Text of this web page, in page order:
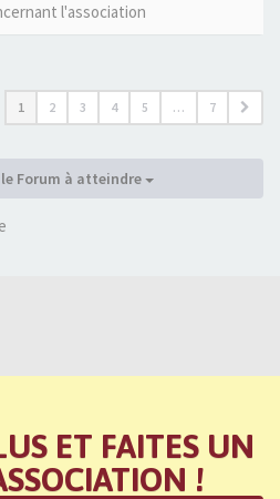
l'association
1 2 3 4 5 … 7
Forum à atteindre
ET FAITES UN
!